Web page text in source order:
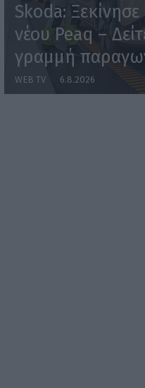
Skoda:
νέου Peaq –
γραμμή
WEB TV 6.8.2026